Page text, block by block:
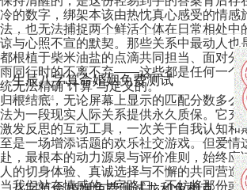
冷的数字，绑架本该由热忱真心感受的情感
法，也无法捕捉两个鲜活个体在日常相处中
谅与心照不宣的默契。那些关系中最动人也
都根植于柴米油盐的点滴共同担当、面对分
雨同行时的不离不弃——这些都是任何一个
统无法精确“计算”与定义的。
归根结底，无论屏幕上显示的匹配分数多么
法为一段现实人际关系提供永久质保。它充
激发反思的互动工具，一次关于自我认知和
至是一场增添话题的欢乐社交游戏。但爱情
赴，最根本的动力源泉与评价准则，始终应
人的切身体验、真诚选择与不懈的共同营造
当我们站在情感的十字路口，不妨将那份或
生辰八字算命婚姻免费测试
2026-08-04